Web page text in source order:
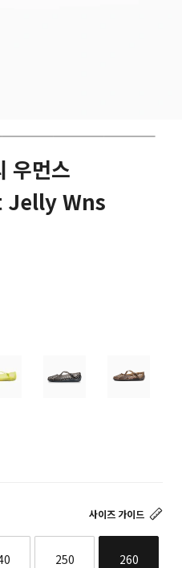
우먼스
Jelly Wns
사이즈 가이드
250 260